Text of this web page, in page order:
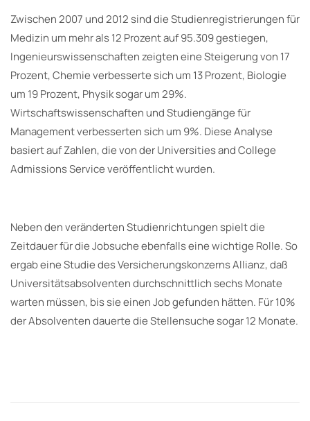
Zwischen 2007 und 2012 sind die Studienregistrierungen für
Medizin um mehr als 12 Prozent auf 95.309 gestiegen,
Ingenieurswissenschaften zeigten eine Steigerung von 17
Prozent, Chemie verbesserte sich um 13 Prozent, Biologie
um 19 Prozent, Physik sogar um 29%.
Wirtschaftswissenschaften und Studiengänge für
Management verbesserten sich um 9%. Diese Analyse
basiert auf Zahlen, die von der Universities and College
Admissions Service veröffentlicht wurden.
Neben den veränderten Studienrichtungen spielt die
Zeitdauer für die Jobsuche ebenfalls eine wichtige Rolle. So
ergab eine Studie des Versicherungskonzerns Allianz, daß
Universitätsabsolventen durchschnittlich sechs Monate
warten müssen, bis sie einen Job gefunden hätten. Für 10%
der Absolventen dauerte die Stellensuche sogar 12 Monate.